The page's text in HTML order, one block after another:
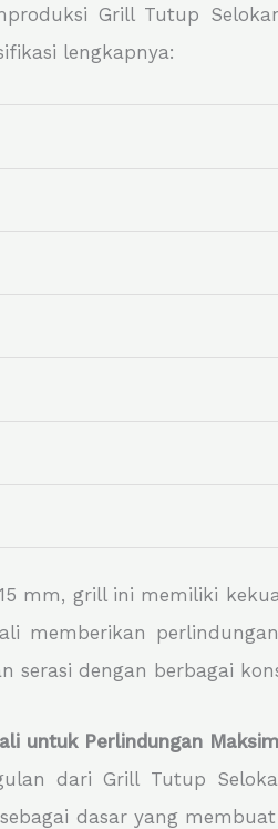
Grill Tutup
lengkapnya:
mm, grill ini memiliki
memberikan
serasi dengan berbagai
untuk Perlindungan
dari Grill Tutup
dasar yang